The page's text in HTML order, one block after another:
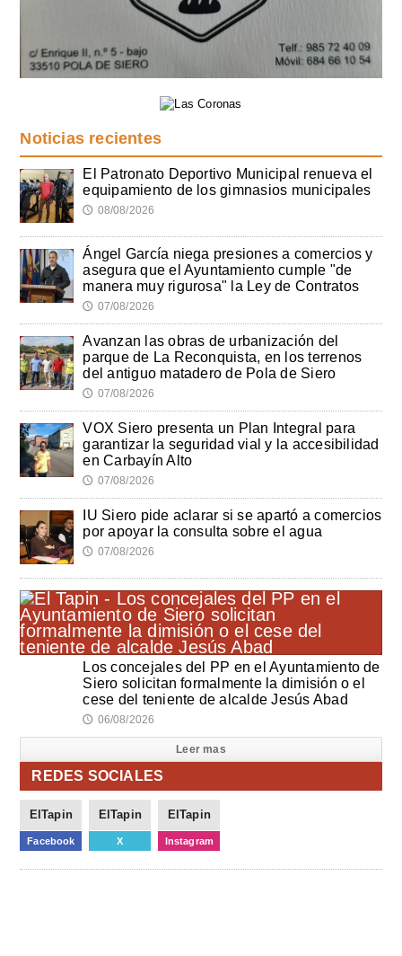
Noticias recientes
El Patronato Deportivo Municipal renueva el
equipamiento de los gimnasios municipales
🕔 08/08/2026
Ángel García niega presiones a comercios y
asegura que el Ayuntamiento cumple "de
manera muy rigurosa" la Ley de Contratos
🕔 07/08/2026
Avanzan las obras de urbanización del
parque de La Reconquista, en los terrenos
del antiguo matadero de Pola de Siero
🕔 07/08/2026
VOX Siero presenta un Plan Integral para
garantizar la seguridad vial y la accesibilidad
en Carbayín Alto
🕔 07/08/2026
IU Siero pide aclarar si se apartó a comercios
por apoyar la consulta sobre el agua
🕔 07/08/2026
Los concejales del PP en el Ayuntamiento de
Siero solicitan formalmente la dimisión o el
cese del teniente de alcalde Jesús Abad
🕔 06/08/2026
Leer mas
REDES SOCIALES
ElTapin
Facebook
ElTapin
X
ElTapin
Instagram